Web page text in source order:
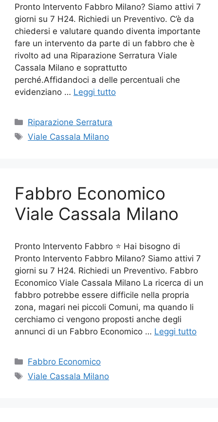
Pronto Intervento Fabbro Milano? Siamo attivi 7
giorni su 7 H24. Richiedi un Preventivo. C’è da
chiedersi e valutare quando diventa importante
fare un intervento da parte di un fabbro che è
rivolto ad una Riparazione Serratura Viale
Cassala Milano e soprattutto
perché.Affidandoci a delle percentuali che
evidenziano … Leggi tutto
Categorie
Riparazione Serratura
Tag
Viale Cassala Milano
Fabbro Economico
Viale Cassala Milano
Pronto Intervento Fabbro ⭐ Hai bisogno di
Pronto Intervento Fabbro Milano? Siamo attivi 7
giorni su 7 H24. Richiedi un Preventivo. Fabbro
Economico Viale Cassala Milano La ricerca di un
fabbro potrebbe essere difficile nella propria
zona, magari nei piccoli Comuni, ma quando li
cerchiamo ci vengono proposti anche degli
annunci di un Fabbro Economico … Leggi tutto
Categorie
Fabbro Economico
Tag
Viale Cassala Milano